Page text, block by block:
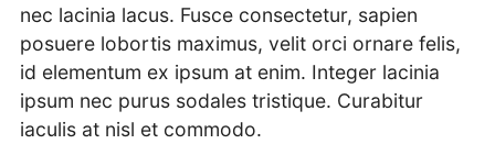
nec lacinia lacus. Fusce consectetur, sapien
posuere lobortis maximus, velit orci ornare felis,
id elementum ex ipsum at enim. Integer lacinia
ipsum nec purus sodales tristique. Curabitur
iaculis at nisl et commodo.